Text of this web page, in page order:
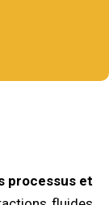
processus et